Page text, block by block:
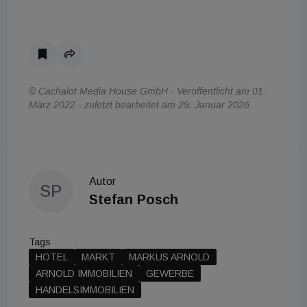
© Cachalot Media House GmbH - Veröffentlicht am 01.
März 2022 - zuletzt bearbeitet am 29. Januar 2026
SP
Autor
Stefan Posch
Tags
HOTEL
MARKT
MARKUS ARNOLD
ARNOLD IMMOBILIEN
GEWERBE
HANDELSIMMOBILIEN